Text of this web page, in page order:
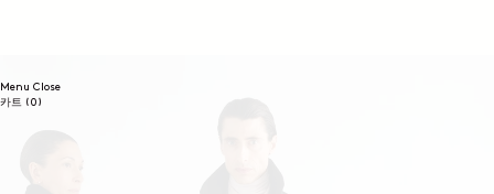
Menu Close
카트 (0)